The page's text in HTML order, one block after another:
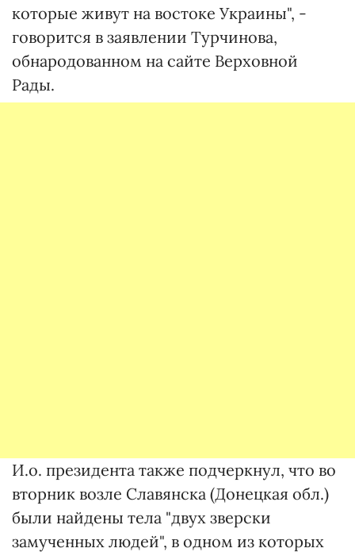
которые живут на востоке Украины", -
говорится в заявлении Турчинова,
обнародованном на сайте Верховной
Рады.
И.о. президента также подчеркнул, что во
вторник возле Славянска (Донецкая обл.)
были найдены тела "двух зверски
замученных людей", в одном из которых